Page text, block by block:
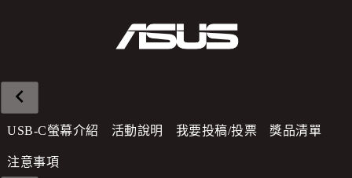
USB-C螢幕介紹 活動說明 我要投稿/投票 獎品清單
注意事項